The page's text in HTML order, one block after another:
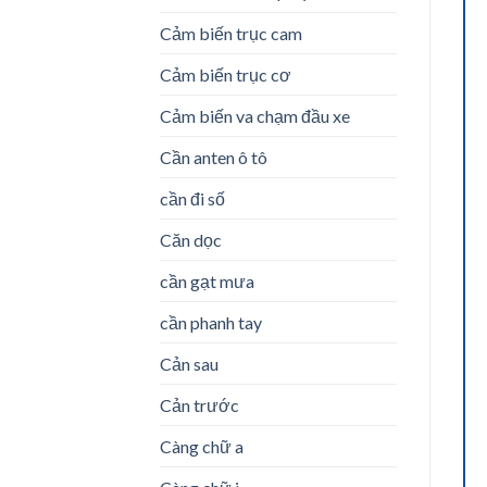
Cảm biến trục cam
Cảm biến trục cơ
Cảm biến va chạm đầu xe
Cần anten ô tô
cần đi số
Căn dọc
cần gạt mưa
cần phanh tay
Cản sau
Cản trước
Càng chữ a